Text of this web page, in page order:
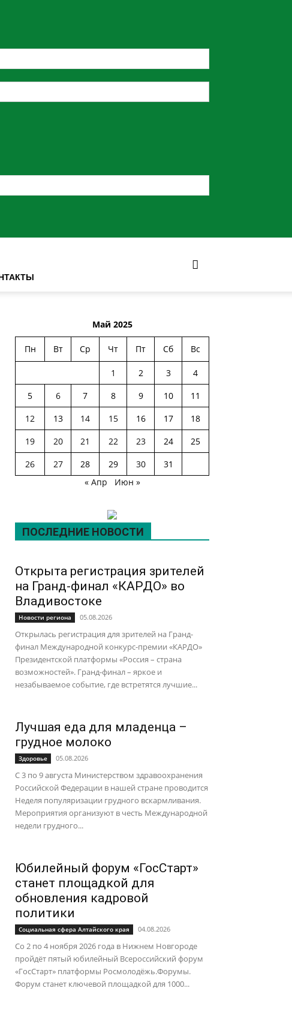
Май 2025
Пн Вт Ср Чт Пт Сб Вс
1 2 3
4
5
6 7 8 9 10
11
12
13 14 15 16 17
18
19
20 21 22 23 24
25
26
27 28 29 30
31
« Апр
Июн »
ПОСЛЕДНИЕ НОВОСТИ
Открыта регистрация зрителей
на Гранд-финал «КАРДО» во
Владивостоке
Новости региона 05.08.2026
Открылась регистрация для зрителей на Гранд-
финал Международной конкурс-премии «КАРДО»
Президентской платформы «Россия – страна
возможностей». Гранд-финал – яркое и
незабываемое событие, где встретятся лучшие...
Лучшая еда для младенца –
грудное молоко
Здоровье 05.08.2026
С 3 по 9 августа Министерством здравоохранения
Российской Федерации в нашей стране проводится
Неделя популяризации грудного вскармливания.
Мероприятия организуют в честь Международной
недели грудного...
Юбилейный форум «ГосСтарт»
станет площадкой для
обновления кадровой
политики
Социальная сфера Алтайского края 04.08.2026
Со 2 по 4 ноября 2026 года в Нижнем Новгороде
пройдёт пятый юбилейный Всероссийский форум
«ГосСтарт» платформы Росмолодёжь.Форумы.
Форум станет ключевой площадкой для 1000...